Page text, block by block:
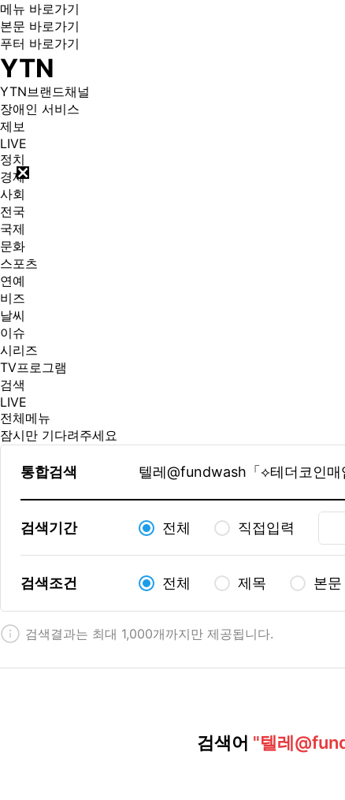
메뉴 바로가기
본문 바로가기
푸터 바로가기
YTN
YTN브랜드채널
장애인 서비스
제보
LIVE
정치
경제
사회
전국
국제
문화
스포츠
연예
비즈
날씨
이슈
시리즈
TV프로그램
검색
LIVE
전체메뉴
잠시만 기다려주세요
통합검색
검색기간 전체 직접입력
검색조건 전체 제목 본문
검색결과는 최대 1,000개까지만 제공됩니다.
검색어 "텔레